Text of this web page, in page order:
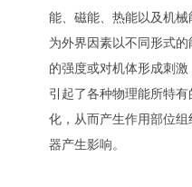
能、磁能、热能以及机
为外界因素以不同形式
的强度或对机体形成刺
引起了各种物理能所特
化，从而产生作用部位
器产生影响。